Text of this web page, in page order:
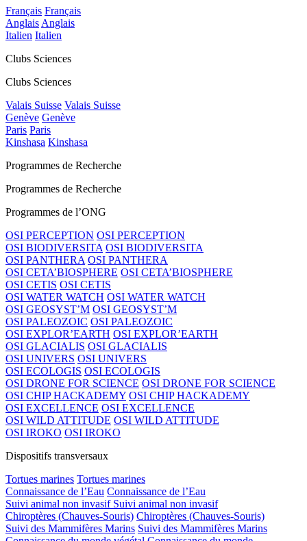
Français Français
Anglais Anglais
Italien Italien
Clubs Sciences
Clubs Sciences
Valais Suisse Valais Suisse
Genève Genève
Paris Paris
Kinshasa Kinshasa
Programmes de Recherche
Programmes de Recherche
Programmes de l’ONG
OSI PERCEPTION OSI PERCEPTION
OSI BIODIVERSITA OSI BIODIVERSITA
OSI PANTHERA OSI PANTHERA
OSI CETA’BIOSPHERE OSI CETA’BIOSPHERE
OSI CETIS OSI CETIS
OSI WATER WATCH OSI WATER WATCH
OSI GEOSYST’M OSI GEOSYST’M
OSI PALEOZOIC OSI PALEOZOIC
OSI EXPLOR’EARTH OSI EXPLOR’EARTH
OSI GLACIALIS OSI GLACIALIS
OSI UNIVERS OSI UNIVERS
OSI ECOLOGIS OSI ECOLOGIS
OSI DRONE FOR SCIENCE OSI DRONE FOR SCIENCE
OSI CHIP HACKADEMY OSI CHIP HACKADEMY
OSI EXCELLENCE OSI EXCELLENCE
OSI WILD ATTITUDE OSI WILD ATTITUDE
OSI IROKO OSI IROKO
Dispositifs transversaux
Tortues marines Tortues marines
Connaissance de l’Eau Connaissance de l’Eau
Suivi animal non invasif Suivi animal non invasif
Chiroptères (Chauves-Souris) Chiroptères (Chauves-Souris)
Suivi des Mammifères Marins Suivi des Mammifères Marins